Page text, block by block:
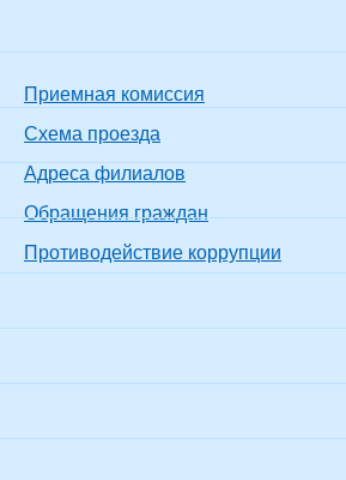
Приемная комиссия
Схема проезда
Адреса филиалов
Обращения граждан
Противодействие коррупции